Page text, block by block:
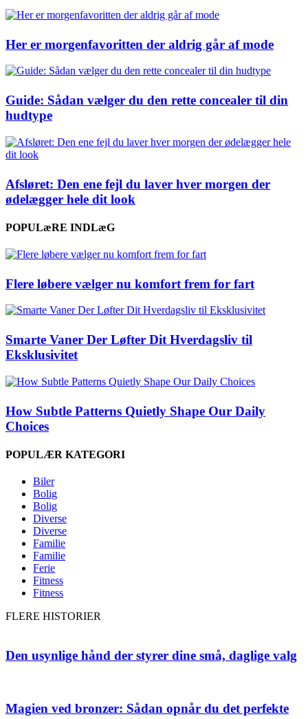
Her er morgenfavoritten der aldrig går af mode
Guide: Sådan vælger du den rette concealer til din
hudtype
Afsløret: Den ene fejl du laver hver morgen der
ødelægger hele dit look
POPULæRE INDLæG
Flere løbere vælger nu komfort frem for fart
Smarte Vaner Der Løfter Dit Hverdagsliv til
Eksklusivitet
How Subtle Patterns Quietly Shape Our Daily
Choices
POPULÆR KATEGORI
Biler
Bolig
Bolig
Diverse
Diverse
Familie
Familie
Ferie
Fitness
Fitness
FLERE HISTORIER
Den usynlige hånd der styrer dine små, daglige valg
Magien ved bronzer: Sådan opnår du det perfekte